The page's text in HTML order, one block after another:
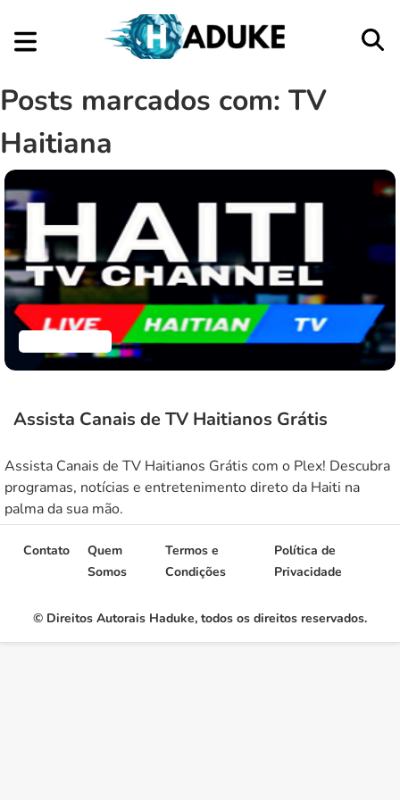
Posts marcados com: TV
Haitiana
Assista Canais de TV Haitianos Grátis
Assista Canais de TV Haitianos Grátis com o Plex! Descubra
programas, notícias e entretenimento direto da Haiti na
palma da sua mão.
© Direitos Autorais Haduke, todos os direitos reservados.
Contato
Quem
Somos
Termos e
Condições
Política de
Privacidade